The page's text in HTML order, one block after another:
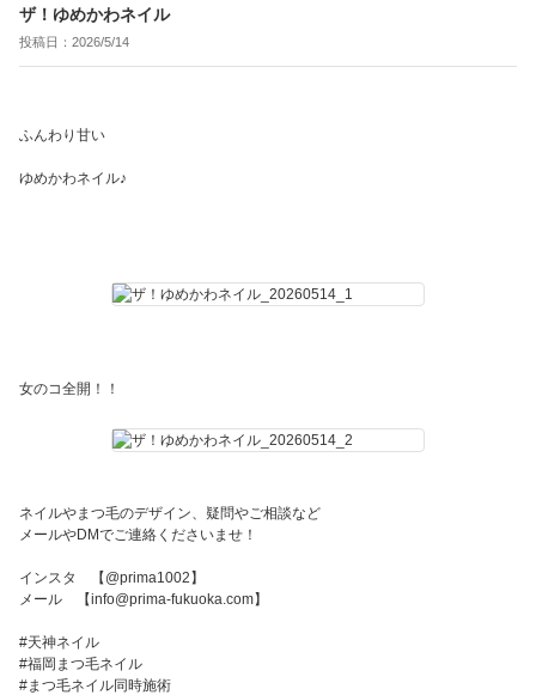
ザ！ゆめかわネイル
投稿日：2026/5/14
ふんわり甘い
ゆめかわネイル♪
女のコ全開！！
ネイルやまつ毛のデザイン、疑問やご相談など
メールやDMでご連絡くださいませ！
インスタ 【@prima1002】
メール 【info@prima-fukuoka.com】
#天神ネイル
#福岡まつ毛ネイル
#まつ毛ネイル同時施術